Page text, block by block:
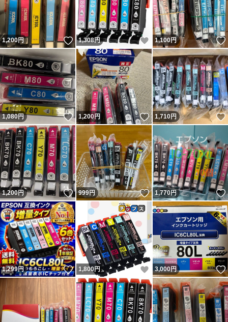
1,200円 いいね！
1,308円 いいね！
1,100円
1,080円 いいね！
1,200円 いいね！
1,710円
1,200円 いいね！
999円 いいね！
1,770円
1,299円 いいね！
1,800円 いいね！
3,000円